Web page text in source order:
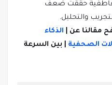
العاطفية حققت ضعف
والتحليل.
مقالنا عن | الذكاء
الصحفية | بين السرعة